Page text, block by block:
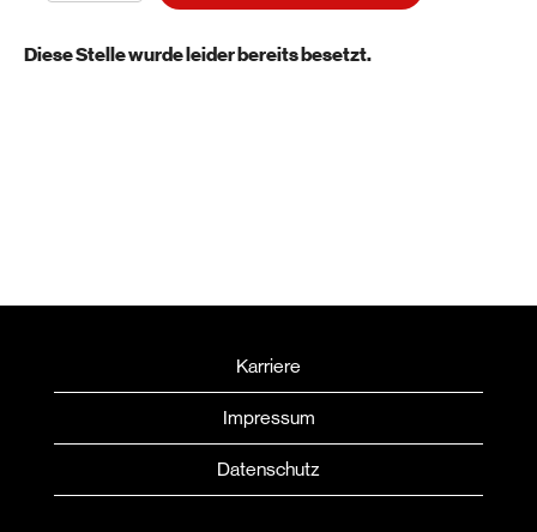
Diese Stelle wurde leider bereits besetzt.
Karriere
Impressum
Datenschutz